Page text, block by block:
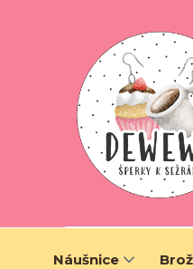
Náušnice